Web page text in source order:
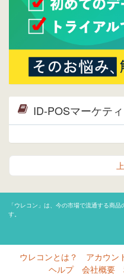
ID-POSマーケテ
「ウレコン」は、今の市場で流通する商
す。
ウレコンとは？ アカウン
ヘルプ
会社概要